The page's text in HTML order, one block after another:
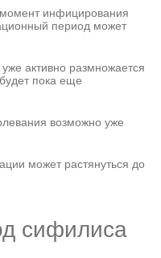
инфицирования
период может
активно размножается
пока еще
возможно уже
может растянуться до
сифилиса